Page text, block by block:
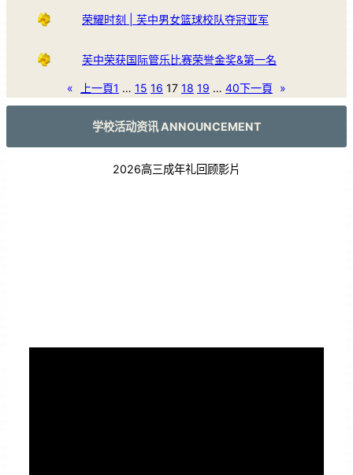
荣耀时刻 | 芙中男女篮球校队夺冠亚军
芙中荣获国际管乐比赛荣誉金奖&第一名
« 上一頁1 … 15 16 17 18 19 … 40下一頁 »
学校活动资讯 ANNOUNCEMENT
2026高三成年礼回顾影片